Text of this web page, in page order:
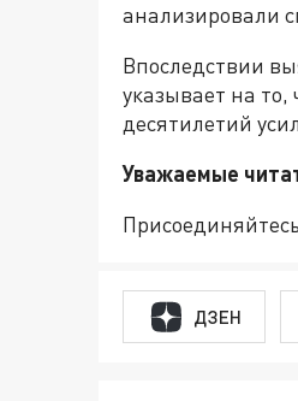
анализировали
Впоследствии
указывает на то,
десятилетий
Уважаемые
ДЗЕН